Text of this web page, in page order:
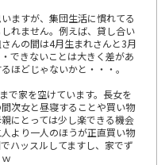
ますが、集団生活に慣れてる
れません。例えば、貸し合い
んの間は4月生まれさんと3月
できないことは大きく差があ
ほどじゃないかと・・・。
で家を空けています。長女を
次女と昼寝することや買い物
にとっては少し楽できる機会
より一人のほうが正直買い物
ハッスルしてますし、家でず